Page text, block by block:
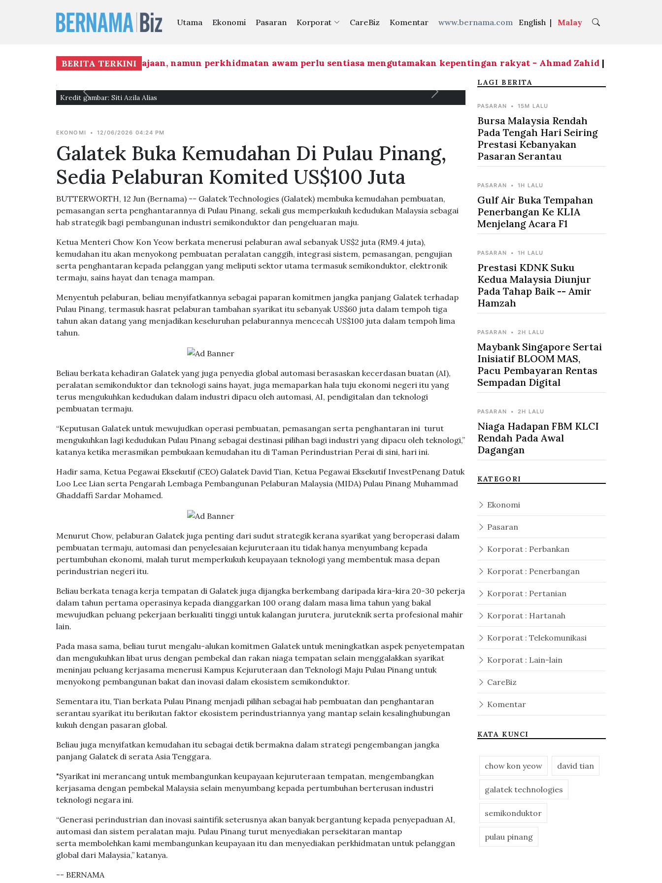
Utama Ekonomi Pasaran Korporat CareBiz Komentar www.bernama.com English | Malay
BERITA TERKINI
membentuk mandat kerajaan, namun perkhidmatan awam perlu sentiasa mengutamakan kepentingan rakyat - Ahmad Zahid|RCI Tabung
Kredit gambar: Siti Azila Alias
EKONOMI • 12/06/2026 04:24 PM
Galatek Buka Kemudahan Di Pulau Pinang,
Sedia Pelaburan Komited US$100 Juta
BUTTERWORTH, 12 Jun (Bernama) -- Galatek Technologies (Galatek) membuka kemudahan pembuatan,
pemasangan serta penghantarannya di Pulau Pinang, sekali gus memperkukuh kedudukan Malaysia sebagai
hab strategik bagi pembangunan industri semikonduktor dan pengeluaran maju.
Ketua Menteri Chow Kon Yeow berkata menerusi pelaburan awal sebanyak US$2 juta (RM9.4 juta),
kemudahan itu akan menyokong pembuatan peralatan canggih, integrasi sistem, pemasangan, pengujian
serta penghantaran kepada pelanggan yang meliputi sektor utama termasuk semikonduktor, elektronik
termaju, sains hayat dan tenaga mampan.
Menyentuh pelaburan, beliau menyifatkannya sebagai paparan komitmen jangka panjang Galatek terhadap
Pulau Pinang, termasuk hasrat pelaburan tambahan syarikat itu sebanyak US$60 juta dalam tempoh tiga
tahun akan datang yang menjadikan keseluruhan pelaburannya mencecah US$100 juta dalam tempoh lima
tahun.
Beliau berkata kehadiran Galatek yang juga penyedia global automasi berasaskan kecerdasan buatan (AI),
peralatan semikonduktor dan teknologi sains hayat, juga memaparkan hala tuju ekonomi negeri itu yang
terus mengukuhkan kedudukan dalam industri dipacu oleh automasi, AI, pendigitalan dan teknologi
pembuatan termaju.
“Keputusan Galatek untuk mewujudkan operasi pembuatan, pemasangan serta penghantaran ini turut
mengukuhkan lagi kedudukan Pulau Pinang sebagai destinasi pilihan bagi industri yang dipacu oleh teknologi,”
katanya ketika merasmikan pembukaan kemudahan itu di Taman Perindustrian Perai di sini, hari ini.
Hadir sama, Ketua Pegawai Eksekutif (CEO) Galatek David Tian, Ketua Pegawai Eksekutif InvestPenang Datuk
Loo Lee Lian serta Pengarah Lembaga Pembangunan Pelaburan Malaysia (MIDA) Pulau Pinang Muhammad
Ghaddaffi Sardar Mohamed.
Menurut Chow, pelaburan Galatek juga penting dari sudut strategik kerana syarikat yang beroperasi dalam
pembuatan termaju, automasi dan penyelesaian kejuruteraan itu tidak hanya menyumbang kepada
pertumbuhan ekonomi, malah turut memperkukuh keupayaan teknologi yang membentuk masa depan
perindustrian negeri itu.
Beliau berkata tenaga kerja tempatan di Galatek juga dijangka berkembang daripada kira-kira 20-30 pekerja
dalam tahun pertama operasinya kepada dianggarkan 100 orang dalam masa lima tahun yang bakal
mewujudkan peluang pekerjaan berkualiti tinggi untuk kalangan jurutera, juruteknik serta profesional mahir
lain.
Pada masa sama, beliau turut mengalu-alukan komitmen Galatek untuk meningkatkan aspek penyetempatan
dan mengukuhkan libat urus dengan pembekal dan rakan niaga tempatan selain menggalakkan syarikat
meninjau peluang kerjasama menerusi Kampus Kejuruteraan dan Teknologi Maju Pulau Pinang untuk
menyokong pembangunan bakat dan inovasi dalam ekosistem semikonduktor.
Sementara itu, Tian berkata Pulau Pinang menjadi pilihan sebagai hab pembuatan dan penghantaran
serantau syarikat itu berikutan faktor ekosistem perindustriannya yang mantap selain kesalinghubungan
kukuh dengan pasaran global.
Beliau juga menyifatkan kemudahan itu sebagai detik bermakna dalam strategi pengembangan jangka
panjang Galatek di serata Asia Tenggara.
"Syarikat ini merancang untuk membangunkan keupayaan kejuruteraan tempatan, mengembangkan
kerjasama dengan pembekal Malaysia selain menyumbang kepada pertumbuhan berterusan industri
teknologi negara ini.
“Generasi perindustrian dan inovasi saintifik seterusnya akan banyak bergantung kepada penyepaduan AI,
automasi dan sistem peralatan maju. Pulau Pinang turut menyediakan persekitaran mantap
serta membolehkan kami membangunkan keupayaan itu dan menyediakan perkhidmatan untuk pelanggan
global dari Malaysia,” katanya.
-- BERNAMA
LAGI BERITA
PASARAN • 15M LALU
Bursa Malaysia Rendah
Pada Tengah Hari Seiring
Prestasi Kebanyakan
Pasaran Serantau
PASARAN • 1H LALU
Gulf Air Buka Tempahan
Penerbangan Ke KLIA
Menjelang Acara F1
PASARAN • 1H LALU
Prestasi KDNK Suku
Kedua Malaysia Diunjur
Pada Tahap Baik -- Amir
Hamzah
PASARAN • 2H LALU
Maybank Singapore Sertai
Inisiatif BLOOM MAS,
Pacu Pembayaran Rentas
Sempadan Digital
PASARAN • 2H LALU
Niaga Hadapan FBM KLCI
Rendah Pada Awal
Dagangan
KATEGORI
Ekonomi
Pasaran
Korporat : Perbankan
Korporat : Penerbangan
Korporat : Pertanian
Korporat : Hartanah
Korporat : Telekomunikasi
Korporat : Lain-lain
CareBiz
Komentar
KATA KUNCI
chow kon yeow david tian
galatek technologies
semikonduktor
pulau pinang